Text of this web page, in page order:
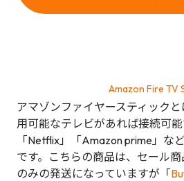
Amazon Fire TV
アマゾンファイヤースティック
用可能なテレビがあれば接続可
「Netflix」「Amazon prime」な
です。こちらの商品は、セール
のみの発送になっていますが「